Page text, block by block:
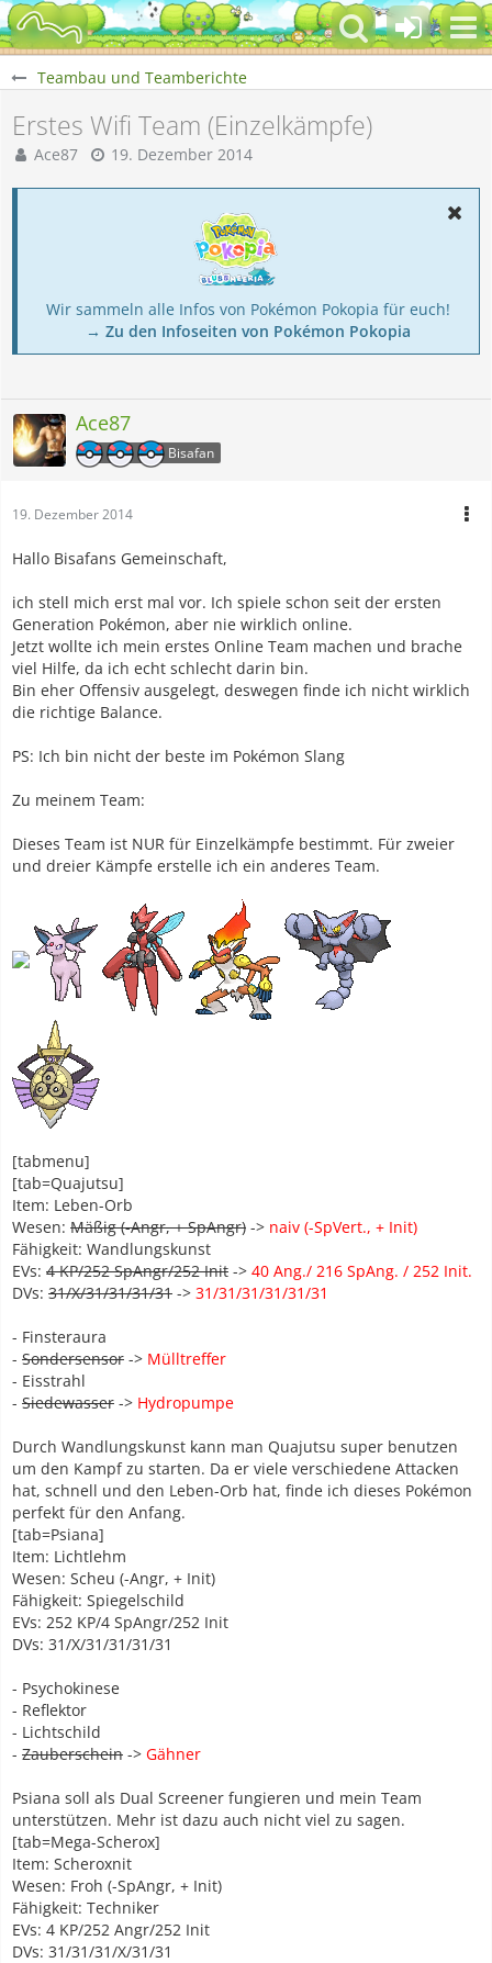
Teambau und Teamberichte
Erstes Wifi Team (Einzelkämpfe)
Ace87 19. Dezember 2014
Wir sammeln alle Infos von Pokémon Pokopia für euch!
→ Zu den Infoseiten von Pokémon Pokopia
Ace87
Bisafan
19. Dezember 2014
Hallo Bisafans Gemeinschaft,
ich stell mich erst mal vor. Ich spiele schon seit der ersten
Generation Pokémon, aber nie wirklich online.
Jetzt wollte ich mein erstes Online Team machen und brache
viel Hilfe, da ich echt schlecht darin bin.
Bin eher Offensiv ausgelegt, deswegen finde ich nicht wirklich
die richtige Balance.
PS: Ich bin nicht der beste im Pokémon Slang
Zu meinem Team:
Dieses Team ist NUR für Einzelkämpfe bestimmt. Für zweier
und dreier Kämpfe erstelle ich ein anderes Team.
[tabmenu]
[tab=Quajutsu]
Item: Leben-Orb
Wesen: Mäßig (-Angr, + SpAngr) -> naiv (-SpVert., + Init)
Fähigkeit: Wandlungskunst
EVs: 4 KP/252 SpAngr/252 Init -> 40 Ang./ 216 SpAng. / 252 Init.
DVs: 31/X/31/31/31/31 -> 31/31/31/31/31/31
- Finsteraura
- Sondersensor -> Mülltreffer
- Eisstrahl
- Siedewasser -> Hydropumpe
Durch Wandlungskunst kann man Quajutsu super benutzen
um den Kampf zu starten. Da er viele verschiedene Attacken
hat, schnell und den Leben-Orb hat, finde ich dieses Pokémon
perfekt für den Anfang.
[tab=Psiana]
Item: Lichtlehm
Wesen: Scheu (-Angr, + Init)
Fähigkeit: Spiegelschild
EVs: 252 KP/4 SpAngr/252 Init
DVs: 31/X/31/31/31/31
- Psychokinese
- Reflektor
- Lichtschild
- Zauberschein -> Gähner
Psiana soll als Dual Screener fungieren und mein Team
unterstützen. Mehr ist dazu auch nicht viel zu sagen.
[tab=Mega-Scherox]
Item: Scheroxnit
Wesen: Froh (-SpAngr, + Init)
Fähigkeit: Techniker
EVs: 4 KP/252 Angr/252 Init
DVs: 31/31/31/X/31/31